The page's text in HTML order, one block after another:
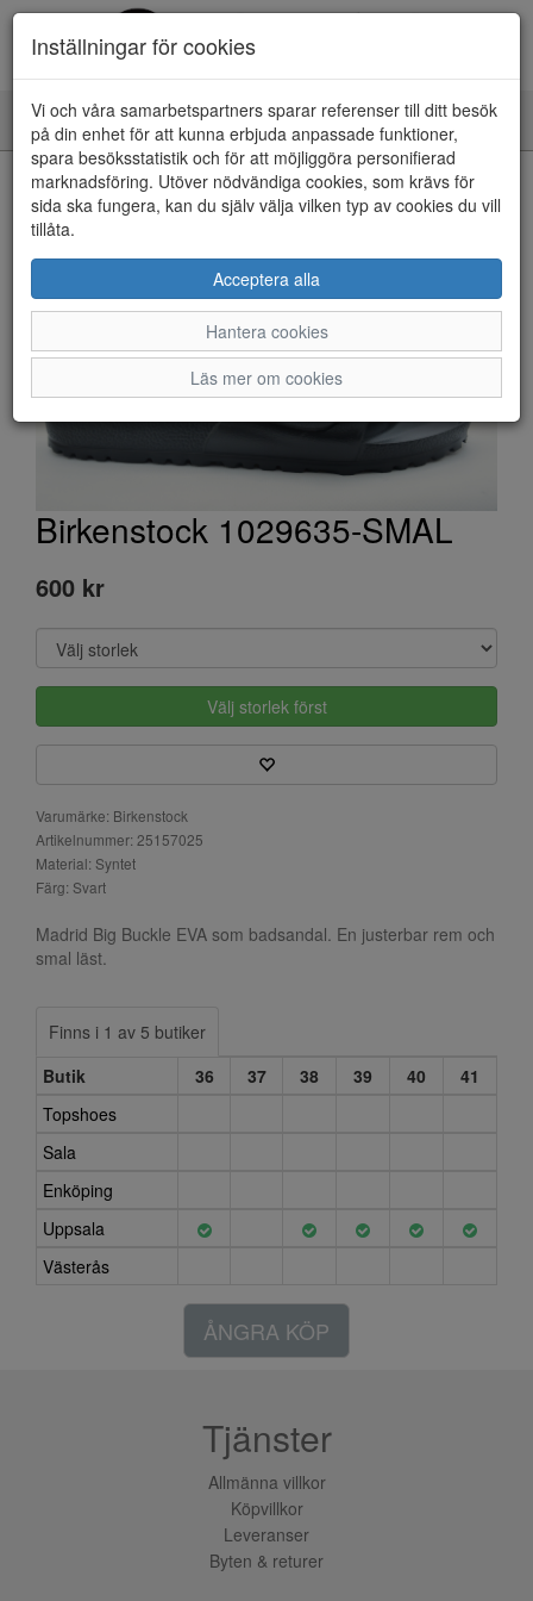
Toggle
navigation
HEM
Birkenstock 1029635-SMAL
600 kr
Välj storlek först
Varumärke: Birkenstock
Artikelnummer: 25157025
Material: Syntet
Färg: Svart
Madrid Big Buckle EVA som badsandal. En justerbar rem och
smal läst.
Finns i 1 av 5 butiker
Butik
36 37 38 39 40
41
Topshoes
Sala
Enköping
Uppsala
Västerås
ÅNGRA KÖP
Inställningar för cookies
Vi och våra samarbetspartners sparar referenser till ditt besök
på din enhet för att kunna erbjuda anpassade funktioner,
spara besöksstatistik och för att möjliggöra personifierad
marknadsföring. Utöver nödvändiga cookies, som krävs för
sida ska fungera, kan du själv välja vilken typ av cookies du vill
tillåta.
Acceptera alla
Hantera cookies
Läs mer om cookies
Tjänster
Allmänna villkor
Köpvillkor
Leveranser
Byten & returer